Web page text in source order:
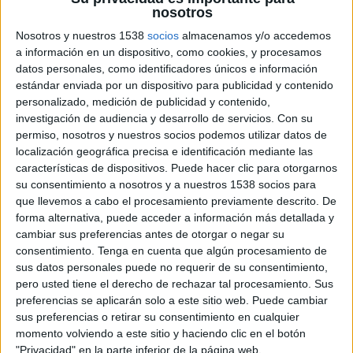
nosotros
Nosotros y nuestros 1538 socios almacenamos y/o accedemos
a información en un dispositivo, como cookies, y procesamos
datos personales, como identificadores únicos e información
estándar enviada por un dispositivo para publicidad y contenido
personalizado, medición de publicidad y contenido,
investigación de audiencia y desarrollo de servicios. Con su
permiso, nosotros y nuestros socios podemos utilizar datos de
localización geográfica precisa e identificación mediante las
características de dispositivos. Puede hacer clic para otorgarnos
su consentimiento a nosotros y a nuestros 1538 socios para
que llevemos a cabo el procesamiento previamente descrito. De
forma alternativa, puede acceder a información más detallada y
cambiar sus preferencias antes de otorgar o negar su
consentimiento. Tenga en cuenta que algún procesamiento de
sus datos personales puede no requerir de su consentimiento,
pero usted tiene el derecho de rechazar tal procesamiento. Sus
preferencias se aplicarán solo a este sitio web. Puede cambiar
sus preferencias o retirar su consentimiento en cualquier
momento volviendo a este sitio y haciendo clic en el botón
"Privacidad" en la parte inferior de la página web.
recuperat l'oferta ferroviària entre Malgrat i
Blanes un cop acabades les afectacions en
aquesta línia derivat de les actuacions en el
entorn deLa Sagrera.
El col·lapse d'una de les piles i les seves dues
obertures adjacents, provocat per la crescuda
del cabal del riu a causa de les fortes
precipitacions acumulades en pocs dies
(s'estimen properes als 200 litres per metre
quadrat), va ser la principal afectació a la
infraestructura ferroviària a Catalunya pel pas
deltemporal Gloriade el passat mes de gener.
Els efectes de la borrasca van produir un
significatiu augment del cabal del riu Tordera.
Això va provocar el col·lapse d'una de les 14